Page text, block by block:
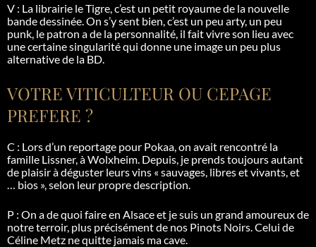
V : La librairie le Tigre, c’est un petit royaume de la nouvelle
bande dessinée. On s’y sent bien, c’est un peu arty, un peu
punk, le patron a de la personnalité, il fait vivre son lieu avec
une certaine singularité qui donne une image un peu plus
alternative de la BD.
VOTRE VITICULTEUR OU CEPAGE
PREFERE ?
C : Lors d’un reportage pour Pokaa, on avait rencontré la
famille Lissner, à Wolxheim. Depuis, je prends toujours autant
de plaisir à déguster leurs vins « sauvages, libres et vivants, et
… bios », selon leur propre description.
P : On a de quoi faire en Alsace et je suis un grand amoureux de
notre terroir, plus précisément de nos Pinots Noirs. Celui de
Céline Metz ne quitte jamais ma cave.